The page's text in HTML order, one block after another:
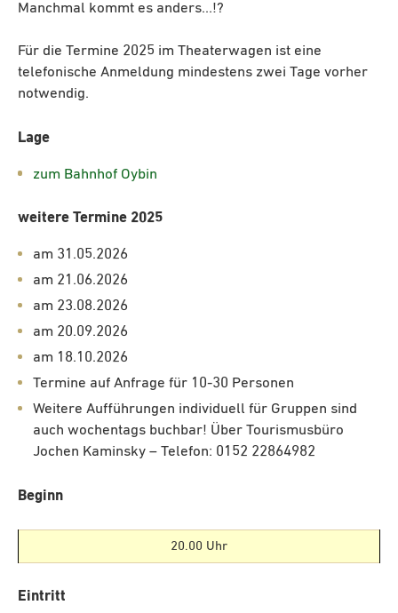
Manchmal kommt es anders…!?
Für die Termine 2025 im Theaterwagen ist eine
telefonische Anmeldung mindestens zwei Tage vorher
notwendig.
Lage
zum Bahnhof Oybin
weitere Termine 2025
am 31.05.2026
am 21.06.2026
am 23.08.2026
am 20.09.2026
am 18.10.2026
Termine auf Anfrage für 10-30 Personen
Weitere Aufführungen individuell für Gruppen sind
auch wochentags buchbar! Über Tourismusbüro
Jochen Kaminsky – Telefon: 0152 22864982
Beginn
20.00 Uhr
Eintritt